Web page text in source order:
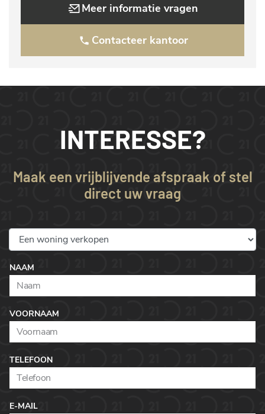
Meer informatie vragen
Contacteer kantoor
INTERESSE?
Maak een vrijblijvende afspraak of stel
direct uw vraag
NAAM
VOORNAAM
TELEFOON
E-MAIL